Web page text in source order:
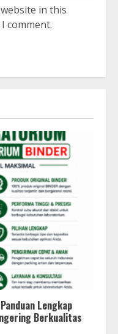
in this
comment.
Lengkap
Berkualitas